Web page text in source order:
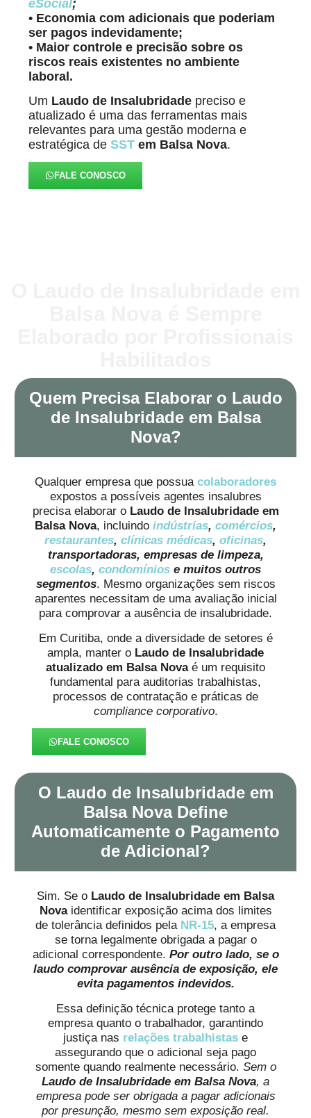
eSocial;
• Economia com adicionais que poderiam
ser pagos indevidamente;
• Maior controle e precisão sobre os
riscos reais existentes no ambiente
laboral.
Um Laudo de Insalubridade preciso e
atualizado é uma das ferramentas mais
relevantes para uma gestão moderna e
estratégica deSST em Balsa Nova.
FALE CONOSCO
Quem Precisa Elaborar o Laudo
de Insalubridade em Balsa
Nova?
Qualquer empresa que possua colaboradores
expostos a possíveis agentes insalubres
precisa elaborar o Laudo de Insalubridade em
Balsa Nova, incluindo indústrias, comércios,
restaurantes, clínicas médicas, oficinas,
transportadoras, empresas de limpeza,
escolas, condomínios e muitos outros
segmentos. Mesmo organizações sem riscos
aparentes necessitam de uma avaliação inicial
para comprovar a ausência de insalubridade.
Em Curitiba, onde a diversidade de setores é
ampla, manter o Laudo de Insalubridade
atualizado em Balsa Novaé um requisito
fundamental para auditorias trabalhistas,
processos de contratação e práticas de
compliance corporativo.
FALE CONOSCO
O Laudo de Insalubridade em
Balsa Nova Define
Automaticamente o Pagamento
de Adicional?
Sim. Se o Laudo de Insalubridade em Balsa
Novaidentificar exposição acima dos limites
de tolerância definidos pela NR-15, a empresa
se torna legalmente obrigada a pagar o
adicional correspondente. Por outro lado, se o
laudo comprovar ausência de exposição, ele
evita pagamentos indevidos.
Essa definição técnica protege tanto a
empresa quanto o trabalhador, garantindo
justiça nas relações trabalhistas e
assegurando que o adicional seja pago
somente quando realmente necessário. Sem o
Laudo de Insalubridade em Balsa Nova, a
empresa pode ser obrigada a pagar adicionais
por presunção, mesmo sem exposição real.